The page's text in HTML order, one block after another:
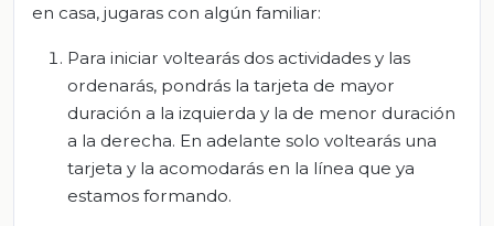
en casa, jugaras con algún familiar:
Para iniciar voltearás dos actividades y las
ordenarás, pondrás la tarjeta de mayor
duración a la izquierda y la de menor duración
a la derecha. En adelante solo voltearás una
tarjeta y la acomodarás en la línea que ya
estamos formando.